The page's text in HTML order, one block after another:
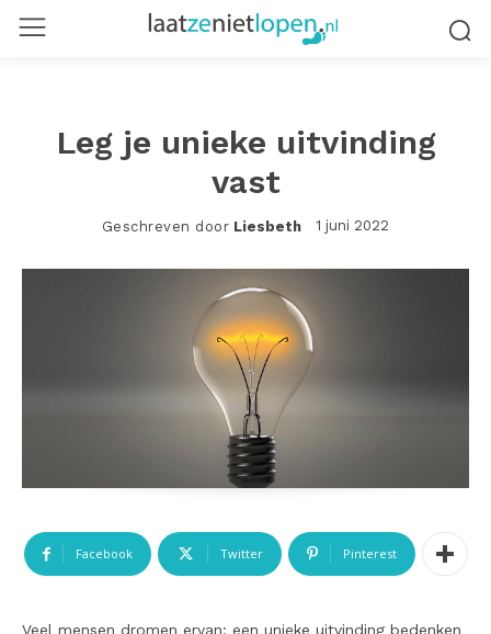
Leg je unieke uitvinding
vast
Geschreven door Liesbeth 1 juni 2022
Facebook Twitter Pinterest
Veel mensen dromen ervan: een unieke uitvinding bedenken